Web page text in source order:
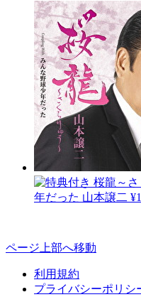
桜龍～
年だった 山本譲二
ページ上部へ移動
利用規約
プライバシーポリシ